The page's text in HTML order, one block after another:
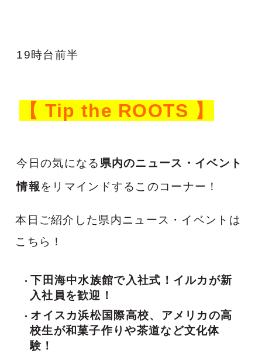
19時台前半
【 Tip the ROOTS 】
今日の気になる県内のニュース・イベント
情報をリマインドするこのコーナー！
本日ご紹介した県内ニュース・イベントは
こちら！
下田海中水族館で入社式！イルカが新
入社員を歓迎！
オイスカ浜松国際高校、アメリカの高
校生が和菓子作りや茶道など文化体
験！